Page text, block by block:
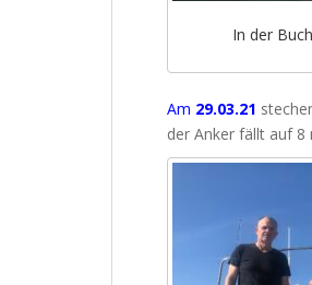
In der
Am 29.03.21
der Anker fällt auf